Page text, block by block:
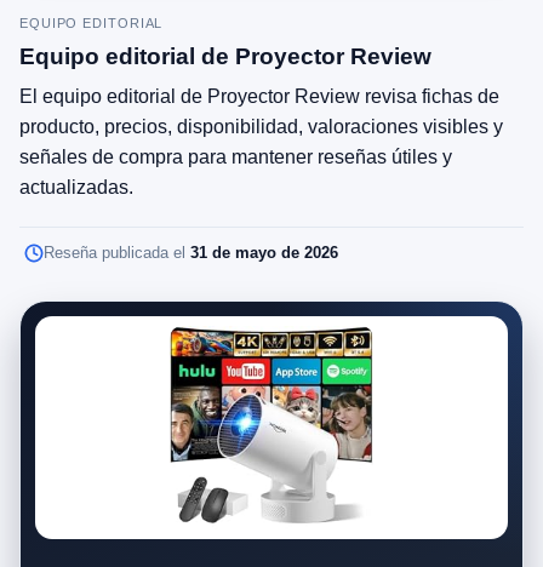
EQUIPO EDITORIAL
Equipo editorial de Proyector Review
El equipo editorial de Proyector Review revisa fichas de
producto, precios, disponibilidad, valoraciones visibles y
señales de compra para mantener reseñas útiles y
actualizadas.
Reseña publicada el 31 de mayo de 2026